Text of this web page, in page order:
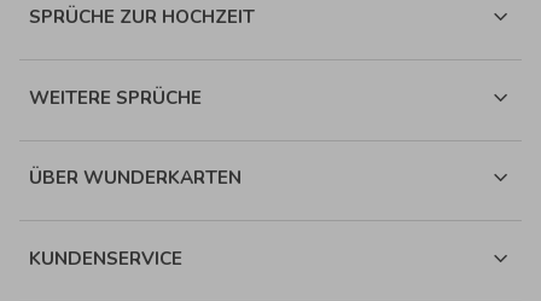
SPRÜCHE ZUR HOCHZEIT
WEITERE SPRÜCHE
ÜBER WUNDERKARTEN
KUNDENSERVICE